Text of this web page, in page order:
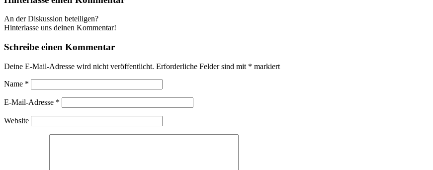
An der Diskussion beteiligen?
Hinterlasse uns deinen Kommentar!
Schreibe einen Kommentar
Deine E-Mail-Adresse wird nicht veröffentlicht. Erforderliche Felder sind mit * markiert
Name *
E-Mail-Adresse *
Website